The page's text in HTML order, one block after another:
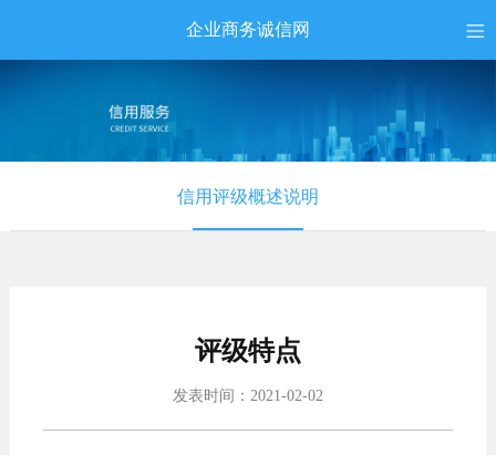
企业商务诚信网
信用评级概述说明
评级特点
发表时间：2021-02-02